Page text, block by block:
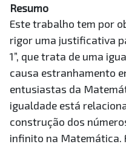
Resumo
Este trabalho tem por
rigor uma justificativa
1”, que trata de uma
causa estranhamento
entusiastas da
igualdade está
construção dos
infinito na Matemática.